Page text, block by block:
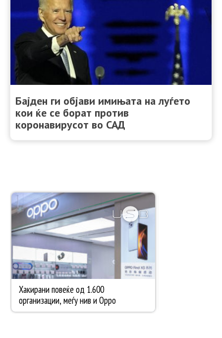
Бајден ги објави имињата на луѓето
кои ќе се борат против
коронавирусот во САД